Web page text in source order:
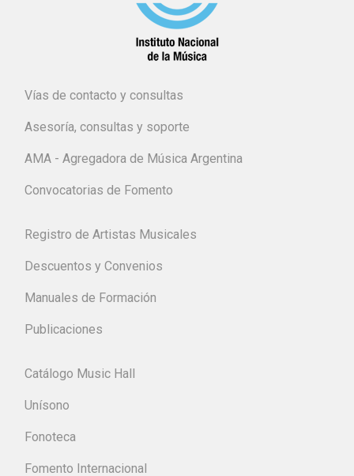
Vías de contacto y consultas
Asesoría, consultas y soporte
AMA - Agregadora de Música Argentina
Convocatorias de Fomento
Registro de Artistas Musicales
Descuentos y Convenios
Manuales de Formación
Publicaciones
Catálogo Music Hall
Unísono
Fonoteca
Fomento Internacional